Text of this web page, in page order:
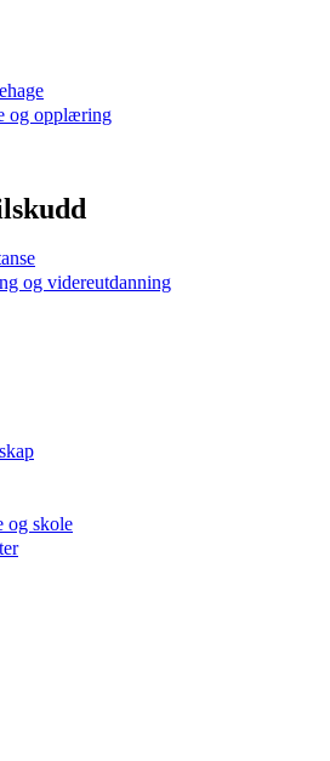
og opplæring
og videreutdanning
og skole